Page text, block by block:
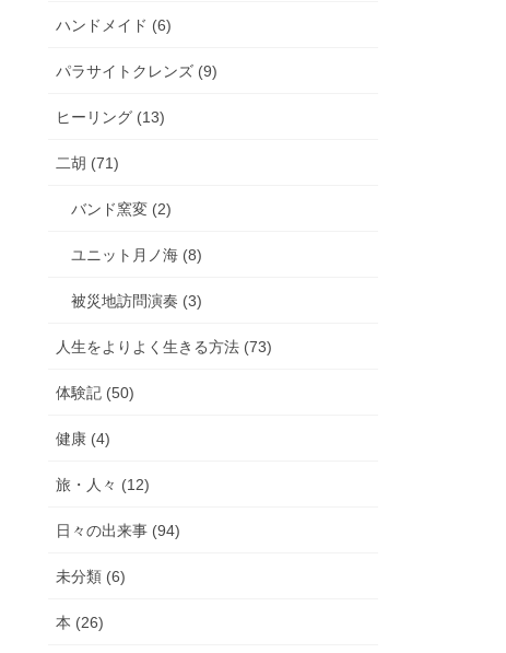
ハンドメイド (6)
パラサイトクレンズ (9)
ヒーリング (13)
二胡 (71)
バンド窯変 (2)
ユニット月ノ海 (8)
被災地訪問演奏 (3)
人生をよりよく生きる方法 (73)
体験記 (50)
健康 (4)
旅・人々 (12)
日々の出来事 (94)
未分類 (6)
本 (26)